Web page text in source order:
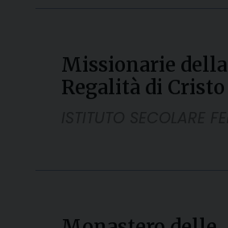
Missionarie della
Regalità di Cristo